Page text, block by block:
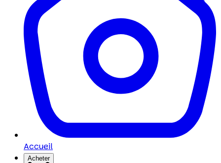
Accueil
Acheter